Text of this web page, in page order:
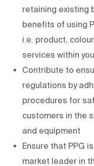
retaining existing
benefits of using
i.e. product,
services within
Contribute to
regulations by
procedures for
customers in the
and equipment
Ensure that PPG
market leader in